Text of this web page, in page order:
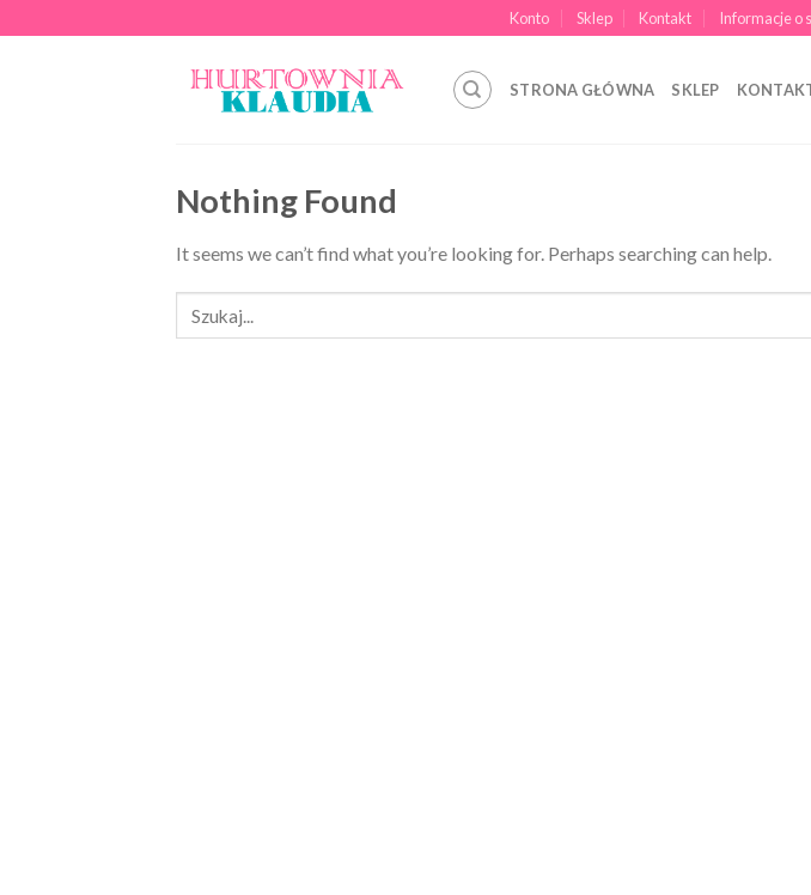
to
Konto Sklep Kontakt Informacje o
STRONA GŁÓWNA SKLEP
Nothing Found
It seems we can’t find what you’re looking for. Perhaps searching can help.